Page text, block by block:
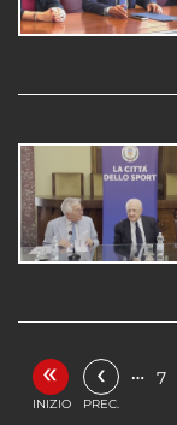
«
INIZIO
‹
PREC.
… 7